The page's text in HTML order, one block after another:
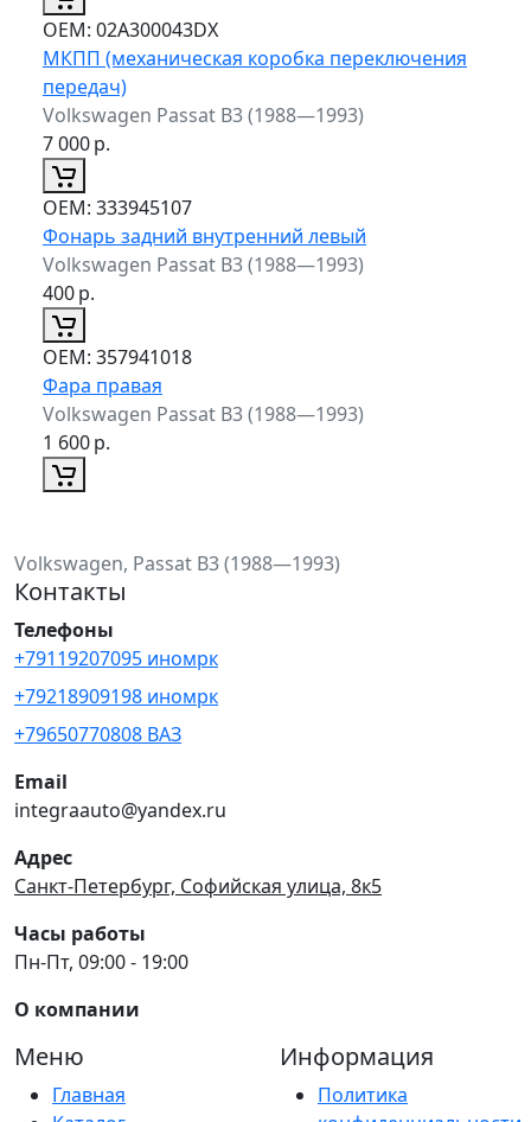
ОЕМ: 02A300043DX
МКПП (механическая коробка переключения
передач)
Volkswagen Passat B3 (1988—1993)
7 000р.
ОЕМ: 333945107
Фонарь задний внутренний левый
Volkswagen Passat B3 (1988—1993)
400р.
ОЕМ: 357941018
Фара правая
Volkswagen Passat B3 (1988—1993)
1 600р.
Volkswagen, Passat B3 (1988—1993)
Контакты
Телефоны
+79119207095 иномрк
+79218909198 иномрк
+79650770808 ВАЗ
Email
integraauto@yandex.ru
Адрес
Санкт-Петербург, Софийская улица, 8к5
Часы работы
Пн-Пт, 09:00 - 19:00
О компании
Меню
Главная
Информация
Политика